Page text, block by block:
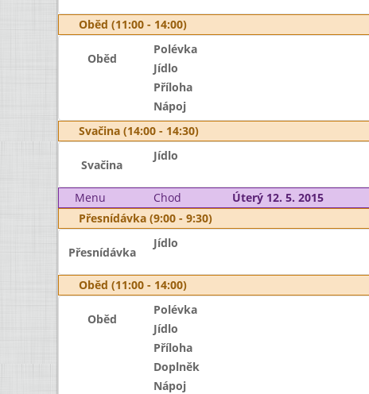
Oběd (11:00 - 14:00)
Oběd
Polévka
Jídlo
Příloha
Nápoj
Svačina (14:00 - 14:30)
Svačina
Jídlo
Menu Chod Úterý 12. 5. 2015
Přesnídávka (9:00 - 9:30)
Přesnídávka
Jídlo
Oběd (11:00 - 14:00)
Oběd
Polévka
Jídlo
Příloha
Doplněk
Nápoj